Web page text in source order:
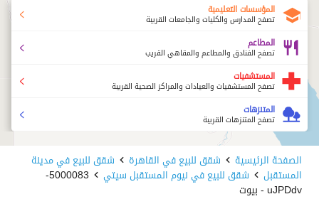
المؤسسات التعليمية
تصفح المدارس والكليات والجامعات القريبة
المطاعم
تصفح الفنادق والمطاعم والمقاهي القريب
المستشفيات
تصفح المستشفيات والعيادات والمراكز الصحية القريبة
المتنزهات
تصفح المتنزهات القريبة
الصفحة الرئيسية شقق للبيع في القاهرة شقق للبيع في مدينة
المستقبل شقق للبيع في نيوم المستقبل سيتي 5000083-
uJPDdv - بيوت